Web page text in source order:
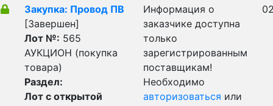
Закупка: Провод ПВ
[Завершен]
Лот №: 565
АУКЦИОН (покупка
товара)
Раздел:
Лот с открытой
Информация о
заказчике доступна
только
зарегистрированным
поставщикам!
Необходимо
авторизоваться или